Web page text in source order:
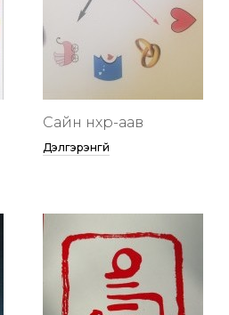
Сайн нөхөр-аав
Дэлгэрэнгүй